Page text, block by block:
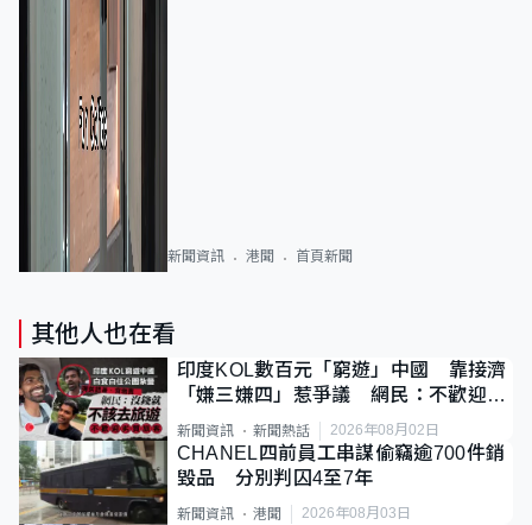
新聞資訊 港聞 首頁新聞
其他人也在看
印度KOL數百元「窮遊」中國 靠接濟
「嫌三嫌四」惹爭議 網民：不歡迎劣
質旅客
新聞資訊 新聞熱話 2026年08月02日
CHANEL四前員工串謀偷竊逾700件銷
毀品 分別判囚4至7年
新聞資訊 港聞 2026年08月03日